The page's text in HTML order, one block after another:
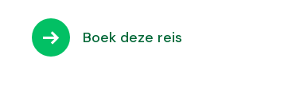
Boek deze reis